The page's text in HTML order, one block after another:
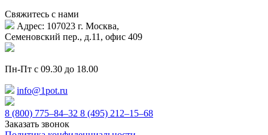
Свяжитесь с нами
Адрес: 107023 г. Москва,
Семеновский пер., д.11, офис 409
Пн-Пт с 09.30 до 18.00
info@1pot.ru
8 (800) 775–84–32 8 (495) 212–15–68
Заказать звонок